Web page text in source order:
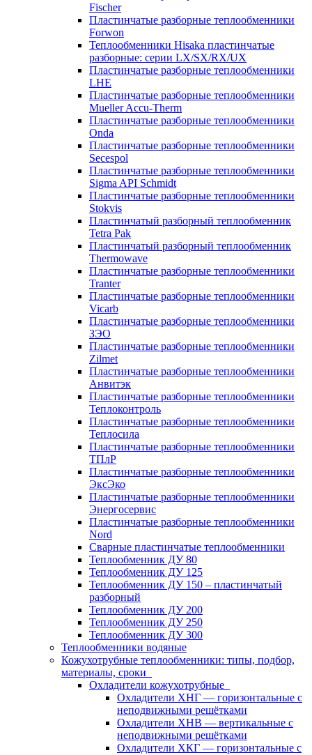
Fischer
Пластинчатые разборные теплообменники
Forwon
Теплообменники Hisaka пластинчатые
разборные: серии LX/SX/RX/UX
Пластинчатые разборные теплообменники
LHE
Пластинчатые разборные теплообменники
Mueller Accu-Therm
Пластинчатые разборные теплообменники
Onda
Пластинчатые разборные теплообменники
Secespol
Пластинчатые разборные теплообменники
Sigma API Schmidt
Пластинчатые разборные теплообменники
Stokvis
Пластинчатый разборный теплообменник
Tetra Pak
Пластинчатый разборный теплообменник
Thermowave
Пластинчатые разборные теплообменники
Tranter
Пластинчатые разборные теплообменники
Vicarb
Пластинчатые разборные теплообменники
ЗЭО
Пластинчатые разборные теплообменники
Zilmet
Пластинчатые разборные теплообменники
Анвитэк
Пластинчатые разборные теплообменники
Теплоконтроль
Пластинчатые разборные теплообменники
Теплосила
Пластинчатые разборные теплообменники
ТПлР
Пластинчатые разборные теплообменники
ЭксЭко
Пластинчатые разборные теплообменники
Энергосервис
Пластинчатые разборные теплообменники
Nord
Сварные пластинчатые теплообменники
Теплообменник ДУ 80
Теплообменник ДУ 125
Теплообменник ДУ 150 – пластинчатый
разборный
Теплообменник ДУ 200
Теплообменник ДУ 250
Теплообменник ДУ 300
Теплообменники водяные
Кожухотрубные теплообменники: типы, подбор,
материалы, сроки
Охладители кожухотрубные
Охладители ХНГ — горизонтальные с
неподвижными решётками
Охладители ХНВ — вертикальные с
неподвижными решётками
Охладители ХКГ — горизонтальные с